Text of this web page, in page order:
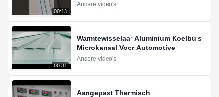
00:13
Andere video's
00:31
Warmtewisselaar Aluminium Koelbuis
Microkanaal Voor Automotive
Andere video's
Aangepast Thermisch